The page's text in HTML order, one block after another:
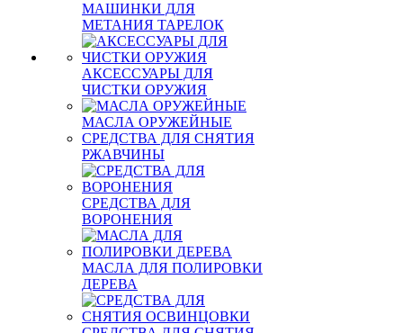
МАШИНКИ ДЛЯ
МЕТАНИЯ ТАРЕЛОК
АКСЕССУАРЫ ДЛЯ
ЧИСТКИ ОРУЖИЯ
МАСЛА ОРУЖЕЙНЫЕ
СРЕДСТВА ДЛЯ СНЯТИЯ
РЖАВЧИНЫ
СРЕДСТВА ДЛЯ
ВОРОНЕНИЯ
МАСЛА ДЛЯ ПОЛИРОВКИ
ДЕРЕВА